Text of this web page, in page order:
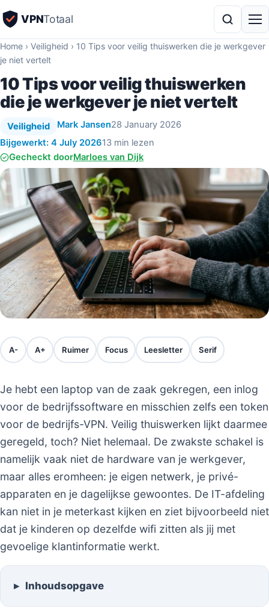
VPNTotaal
Home › Veiligheid › 10 Tips voor veilig thuiswerken die je werkgever
je niet vertelt
10 Tips voor veilig thuiswerken
die je werkgever je niet vertelt
Veiligheid Mark Jansen28 January 2026
Bijgewerkt: 4 July 202613 min lezen
Gecheckt doorMarloes van Dijk
A- A+ Ruimer Focus Leesletter Serif
Je hebt een laptop van de zaak gekregen, een inlog
voor de bedrijfssoftware en misschien zelfs een token
voor de bedrijfs-VPN. Veilig thuiswerken lijkt daarmee
geregeld, toch? Niet helemaal. De zwakste schakel is
namelijk vaak niet de hardware van je werkgever,
maar alles eromheen: je eigen netwerk, je privé-
apparaten en je dagelijkse gewoontes. De IT-afdeling
kan niet in je meterkast kijken en ziet bijvoorbeeld niet
dat je kinderen op dezelfde wifi zitten als jij met
gevoelige klantinformatie werkt.
Inhoudsopgave